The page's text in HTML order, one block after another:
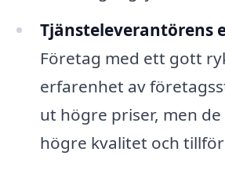
Tjänsteleverantörens
Företag med ett gott
erfarenhet av
ut högre priser, men
högre kvalitet och